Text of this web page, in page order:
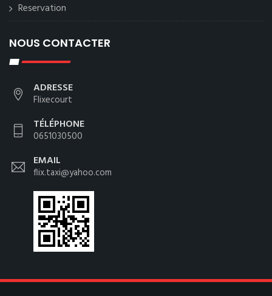
Reservation
NOUS CONTACTER
ADRESSE
Flixecourt
TÉLÉPHONE
0651030500
EMAIL
flix.taxi@yahoo.com